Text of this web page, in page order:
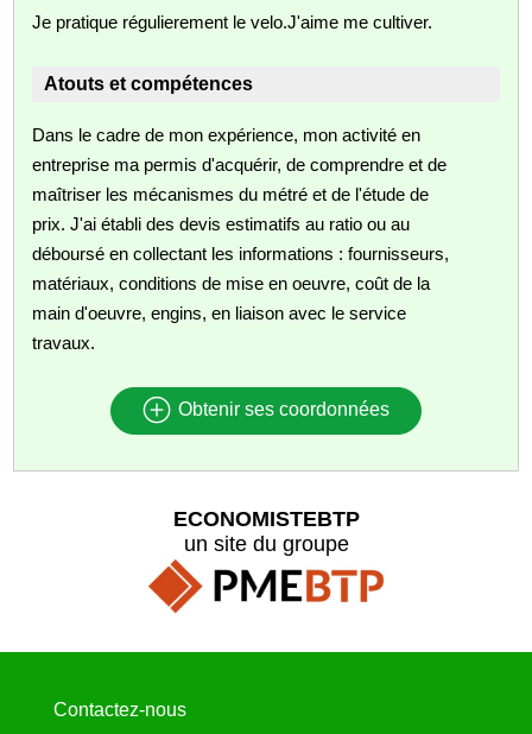
Je pratique régulierement le velo.J'aime me cultiver.
Atouts et compétences
Dans le cadre de mon expérience, mon activité en
entreprise ma permis d'acquérir, de comprendre et de
maîtriser les mécanismes du métré et de l'étude de
prix. J'ai établi des devis estimatifs au ratio ou au
déboursé en collectant les informations : fournisseurs,
matériaux, conditions de mise en oeuvre, coût de la
main d'oeuvre, engins, en liaison avec le service
travaux.
Obtenir ses coordonnées
ECONOMISTEBTP
un site du groupe
Contactez-nous